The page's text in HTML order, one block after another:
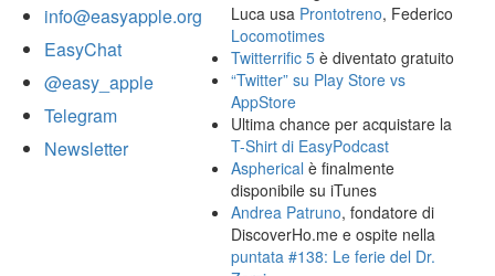
info@easyapple.org
EasyChat
@easy_apple
Telegram
Newsletter
Luca usa Prontotreno, Federico
Locomotimes
Twitterrific 5 è diventato gratuito
“Twitter” su Play Store vs
AppStore
Ultima chance per acquistare la
T-Shirt di EasyPodcast
Aspherical è finalmente
disponibile su iTunes
Andrea Patruno, fondatore di
DiscoverHo.me e ospite nella
puntata #138: Le ferie del Dr.